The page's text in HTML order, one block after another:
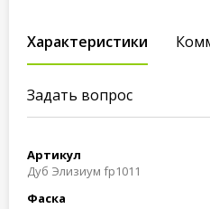
Характеристики
Задать вопрос
Артикул
Дуб Элизиум fp1011
Фаска